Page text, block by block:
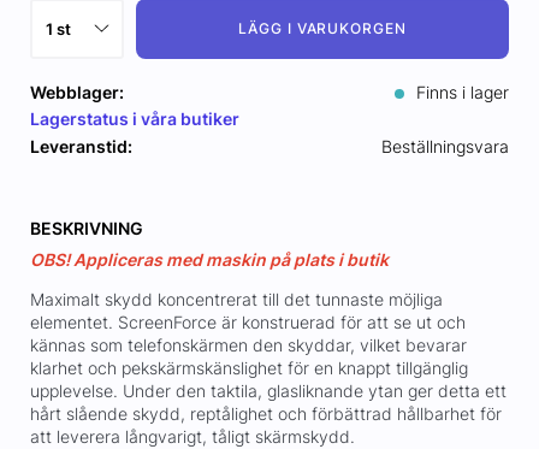
LÄGG I VARUKORGEN
Webblager:
Finns i lager
Lagerstatus i våra butiker
Leveranstid:
Beställningsvara
BESKRIVNING
OBS! Appliceras med maskin på plats i butik
Maximalt skydd koncentrerat till det tunnaste möjliga
elementet. ScreenForce är konstruerad för att se ut och
kännas som telefonskärmen den skyddar, vilket bevarar
klarhet och pekskärmskänslighet för en knappt tillgänglig
upplevelse. Under den taktila, glasliknande ytan ger detta ett
hårt slående skydd, reptålighet och förbättrad hållbarhet för
att leverera långvarigt, tåligt skärmskydd.